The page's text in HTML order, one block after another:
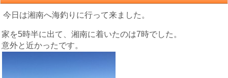
今日は湘南へ海釣りに行って来ました。
家を5時半に出て、湘南に着いたのは7時でした。
意外と近かったです。